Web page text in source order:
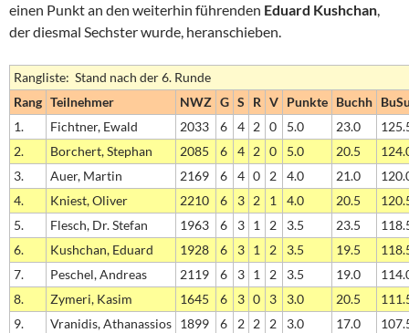
einen Punkt an den weiterhin führenden Eduard Kushchan,
der diesmal Sechster wurde, heranschieben.
Rangliste: Stand nach der 6. Runde
Rang Teilnehmer NWZ G S R V Punkte Buchh
1.
Fichtner, Ewald 2033 6 4 2 0 5.0 23.0
2.
Borchert, Stephan 2085 6 4 2 0 5.0 20.5
3.
Auer, Martin 2169 6 4 0 2 4.0 21.0
4.
Kniest, Oliver 2210 6 3 2 1 4.0 20.5
5.
Flesch, Dr. Stefan 1963 6 3 1 2 3.5 23.5
6.
Kushchan, Eduard 1928 6 3 1 2 3.5 19.5
7.
Peschel, Andreas 2119 6 3 1 2 3.5 19.0
8.
Zymeri, Kasim 1645 6 3 0 3 3.0 20.5
9.
Vranidis, Athanassios 1899 6 2 2 2 3.0 17.0